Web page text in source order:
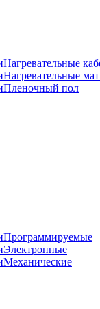
Нагревательные
Нагревательные
Пленочный пол
Программируемые
Электронные
Механические